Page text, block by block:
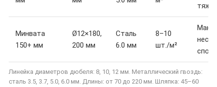
Минвата
150+ мм
Ø12×180,
200 мм
Сталь
6.0 мм
8–10
шт./м²
Линейка диаметров дюбеля: 8, 10, 12 мм. Металлический гвоздь:
сталь 3.5, 3.7, 5.0, 6.0 мм. Длины: от 70 до 220 мм. Шляпка: 45–60